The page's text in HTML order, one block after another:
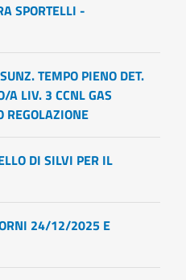
SPORTELLI -
TEMPO PIENO DET.
A LIV. 3 CCNL GAS
REGOLAZIONE
DI SILVI PER IL
24/12/2025 E